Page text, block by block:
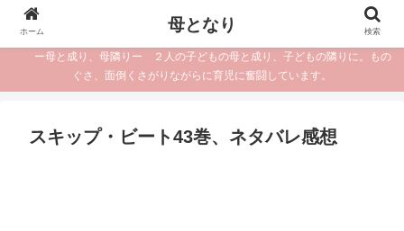
ー母と成り、母隣りー ２人の子どもの母と成り、子どもの隣りに。もの
ぐさ、面倒くさがりながらに育児に奮闘しています。
スキップ・ビート43巻、ネタバレ感想
ホーム 母となり 検索